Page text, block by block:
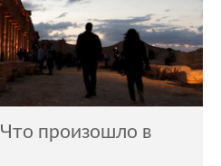
Что произошло в